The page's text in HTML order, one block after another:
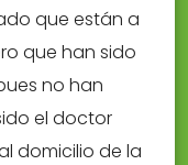
que están a
que han sido
no han
el doctor
domicilio de la